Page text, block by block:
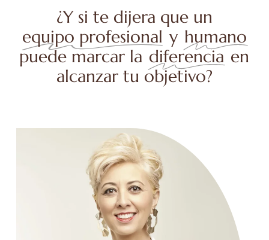
¿Y si te dijera que un
equipo profesional y humano
puede marcar la diferencia en
alcanzar tu objetivo?